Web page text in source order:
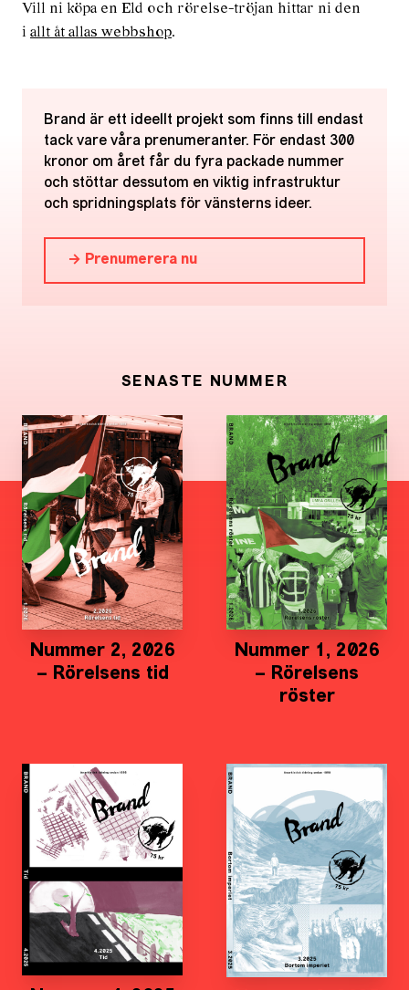
Vill ni köpa en Eld och rörelse-tröjan hittar ni den
i allt åt allas webbshop.
Brand är ett ideellt projekt som finns till endast
tack vare våra prenumeranter. För endast 300
kronor om året får du fyra packade nummer
och stöttar dessutom en viktig infrastruktur
och spridningsplats för vänsterns ideer.
→ Prenumerera nu
SENASTE NUMMER
Nummer 2, 2026
– Rörelsens tid
Nummer 1, 2026
– Rörelsens
röster